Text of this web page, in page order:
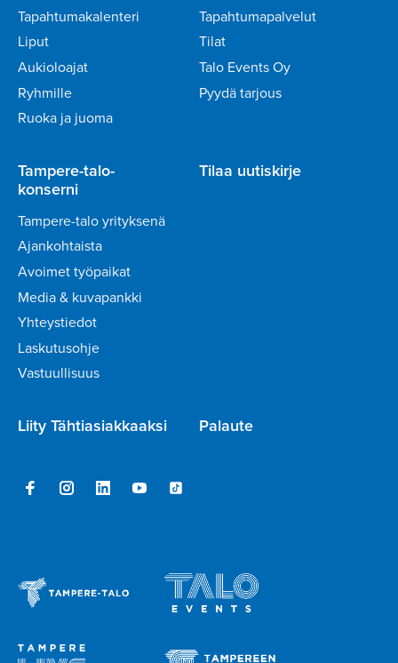
Tapahtumakalenteri
Liput
Aukioloajat
Ryhmille
Ruoka ja juoma
Tapahtumapalvelut
Tilat
Talo Events Oy
Pyydä tarjous
Tampere-talo-
konserni
Tampere-talo yrityksenä
Ajankohtaista
Avoimet työpaikat
Media & kuvapankki
Yhteystiedot
Laskutusohje
Vastuullisuus
Tilaa uutiskirje
Liity Tähtiasiakkaaksi Palaute